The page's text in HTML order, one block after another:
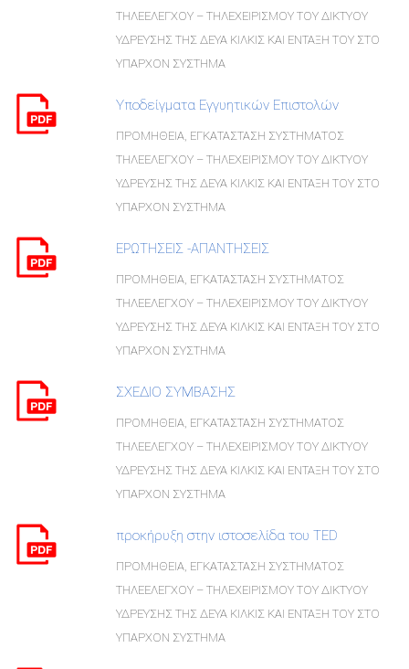
ΤΗΛΕΕΛΕΓΧΟΥ – ΤΗΛΕΧΕΙΡΙΣΜΟΥ ΤΟΥ ΔΙΚΤΥΟΥ
ΥΔΡΕΥΣΗΣ ΤΗΣ ΔΕΥΑ ΚΙΛΚΙΣ ΚΑΙ ΕΝΤΑΞΗ ΤΟΥ ΣΤΟ
ΥΠΑΡΧΟΝ ΣΥΣΤΗΜΑ
Υποδείγματα Εγγυητικών Επιστολών
ΠΡΟΜΗΘΕΙΑ, ΕΓΚΑΤΑΣΤΑΣΗ ΣΥΣΤΗΜΑΤΟΣ
ΤΗΛΕΕΛΕΓΧΟΥ – ΤΗΛΕΧΕΙΡΙΣΜΟΥ ΤΟΥ ΔΙΚΤΥΟΥ
ΥΔΡΕΥΣΗΣ ΤΗΣ ΔΕΥΑ ΚΙΛΚΙΣ ΚΑΙ ΕΝΤΑΞΗ ΤΟΥ ΣΤΟ
ΥΠΑΡΧΟΝ ΣΥΣΤΗΜΑ
ΕΡΩΤΗΣΕΙΣ -ΑΠΑΝΤΗΣΕΙΣ
ΠΡΟΜΗΘΕΙΑ, ΕΓΚΑΤΑΣΤΑΣΗ ΣΥΣΤΗΜΑΤΟΣ
ΤΗΛΕΕΛΕΓΧΟΥ – ΤΗΛΕΧΕΙΡΙΣΜΟΥ ΤΟΥ ΔΙΚΤΥΟΥ
ΥΔΡΕΥΣΗΣ ΤΗΣ ΔΕΥΑ ΚΙΛΚΙΣ ΚΑΙ ΕΝΤΑΞΗ ΤΟΥ ΣΤΟ
ΥΠΑΡΧΟΝ ΣΥΣΤΗΜΑ
ΣΧΕΔΙΟ ΣΥΜΒΑΣΗΣ
ΠΡΟΜΗΘΕΙΑ, ΕΓΚΑΤΑΣΤΑΣΗ ΣΥΣΤΗΜΑΤΟΣ
ΤΗΛΕΕΛΕΓΧΟΥ – ΤΗΛΕΧΕΙΡΙΣΜΟΥ ΤΟΥ ΔΙΚΤΥΟΥ
ΥΔΡΕΥΣΗΣ ΤΗΣ ΔΕΥΑ ΚΙΛΚΙΣ ΚΑΙ ΕΝΤΑΞΗ ΤΟΥ ΣΤΟ
ΥΠΑΡΧΟΝ ΣΥΣΤΗΜΑ
προκήρυξη στην ιστοσελίδα του TED
ΠΡΟΜΗΘΕΙΑ, ΕΓΚΑΤΑΣΤΑΣΗ ΣΥΣΤΗΜΑΤΟΣ
ΤΗΛΕΕΛΕΓΧΟΥ – ΤΗΛΕΧΕΙΡΙΣΜΟΥ ΤΟΥ ΔΙΚΤΥΟΥ
ΥΔΡΕΥΣΗΣ ΤΗΣ ΔΕΥΑ ΚΙΛΚΙΣ ΚΑΙ ΕΝΤΑΞΗ ΤΟΥ ΣΤΟ
ΥΠΑΡΧΟΝ ΣΥΣΤΗΜΑ